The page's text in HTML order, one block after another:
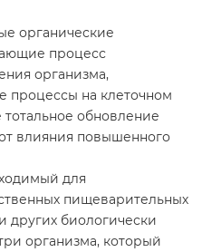
органические
процесс
организма,
на клеточном
обновление
влияния повышенного
для
пищеварительных
других биологически
организма, который